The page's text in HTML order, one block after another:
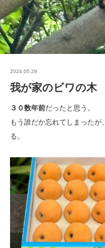
2024.05.29
我が家のビワの木
３０数年前だったと思う。
もう誰だか忘れてしまったが、
る。